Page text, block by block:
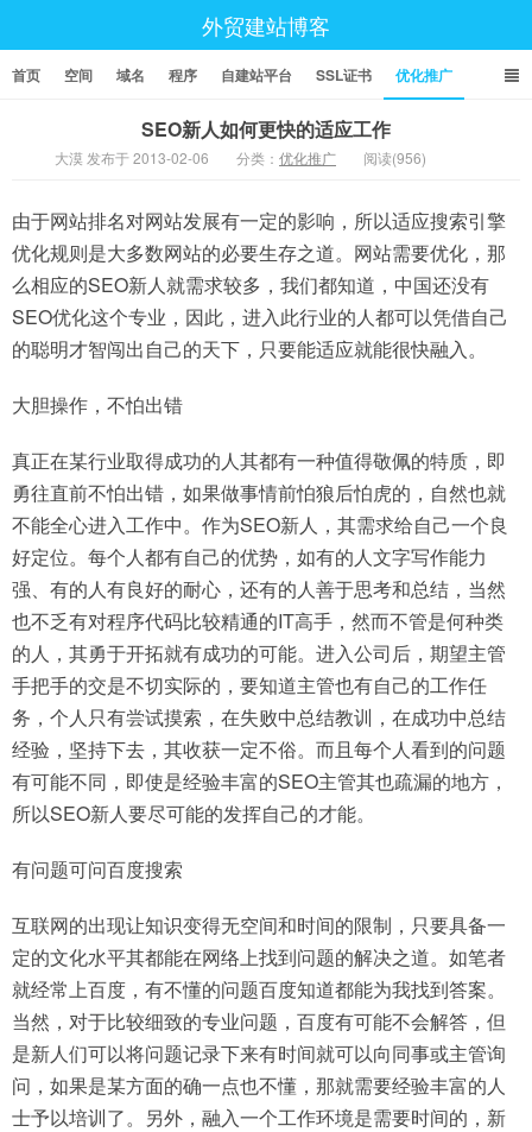
外贸建站博客
首页 空间 域名 程序 自建站平台 SSL证书 优化推广
SEO新人如何更快的适应工作
大漠 发布于 2013-02-06 分类： 优化推广 阅读(956)
由于网站排名对网站发展有一定的影响，所以适应搜索引擎
优化规则是大多数网站的必要生存之道。网站需要优化，那
么相应的SEO新人就需求较多，我们都知道，中国还没有
SEO优化这个专业，因此，进入此行业的人都可以凭借自己
的聪明才智闯出自己的天下，只要能适应就能很快融入。
大胆操作，不怕出错
真正在某行业取得成功的人其都有一种值得敬佩的特质，即
勇往直前不怕出错，如果做事情前怕狼后怕虎的，自然也就
不能全心进入工作中。作为SEO新人，其需求给自己一个良
好定位。每个人都有自己的优势，如有的人文字写作能力
强、有的人有良好的耐心，还有的人善于思考和总结，当然
也不乏有对程序代码比较精通的IT高手，然而不管是何种类
的人，其勇于开拓就有成功的可能。进入公司后，期望主管
手把手的交是不切实际的，要知道主管也有自己的工作任
务，个人只有尝试摸索，在失败中总结教训，在成功中总结
经验，坚持下去，其收获一定不俗。而且每个人看到的问题
有可能不同，即使是经验丰富的SEO主管其也疏漏的地方，
所以SEO新人要尽可能的发挥自己的才能。
有问题可问百度搜索
互联网的出现让知识变得无空间和时间的限制，只要具备一
定的文化水平其都能在网络上找到问题的解决之道。如笔者
就经常上百度，有不懂的问题百度知道都能为我找到答案。
当然，对于比较细致的专业问题，百度有可能不会解答，但
是新人们可以将问题记录下来有时间就可以向同事或主管询
问，如果是某方面的确一点也不懂，那就需要经验丰富的人
士予以培训了。另外，融入一个工作环境是需要时间的，新